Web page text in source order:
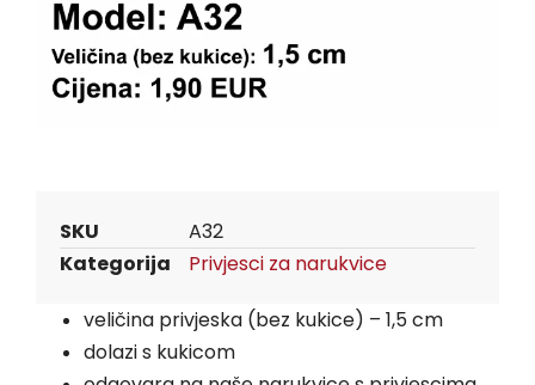
SKU A32
Kategorija Privjesci za narukvice
veličina privjeska (bez kukice) – 1,5 cm
dolazi s kukicom